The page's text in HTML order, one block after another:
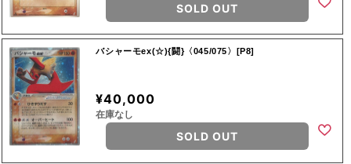
SOLD OUT
バシャーモex(☆){闘}〈045/075〉[P8]
¥40,000
在庫なし
SOLD OUT